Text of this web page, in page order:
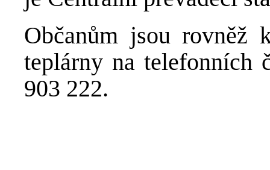
Občanům jsou rovněž
teplárny na telefonních
903 222.